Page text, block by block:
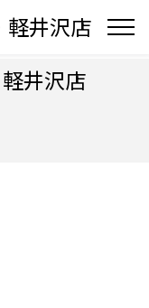
軽井沢店
井沢店